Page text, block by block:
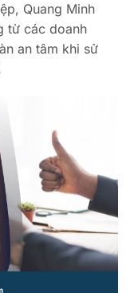
Quang Minh
từ các doanh
an tâm khi sử